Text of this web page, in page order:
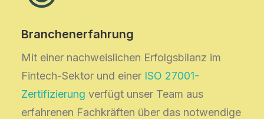
Branchenerfahrung
Mit einer nachweislichen Erfolgsbilanz im
Fintech-Sektor und einer ISO 27001-
Zertifizierung verfügt unser Team aus
erfahrenen Fachkräften über das notwendige